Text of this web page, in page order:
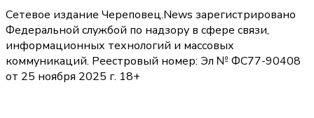
Сетевое издание Череповец.News зарегистрировано
Федеральной службой по надзору в сфере связи,
информационных технологий и массовых
коммуникаций. Реестровый номер: Эл № ФС77-90408
от 25 ноября 2025 г. 18+